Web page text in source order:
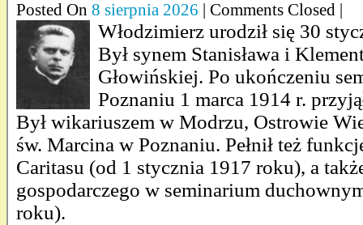
Posted On 8 sierpnia 2026 | Comments Closed |
Włodzimierz urodził się 30
Był synem Stanisława i
Głowińskiej. Po ukończeniu
Poznaniu 1 marca 1914 r.
Był wikariuszem w Modrzu, Ostrowie
św. Marcina w Poznaniu. Pełnił też
Caritasu (od 1 stycznia 1917 roku), a
gospodarczego w seminarium
roku).